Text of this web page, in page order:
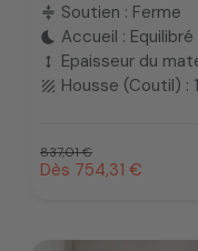
compress Soutien : Ferme
bedtime Accueil : Equilibré
height Epaisseur du
texture Housse (Coutil) :
Prix habituel
837,01 €
Prix promotionnel
Dès 754,31 €